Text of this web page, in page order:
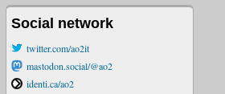
Social network
twitter.com/ao2it
mastodon.social/@ao2
identi.ca/ao2